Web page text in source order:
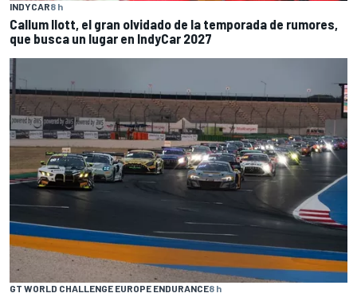
INDYCAR8 h
Callum Ilott, el gran olvidado de la temporada de rumores,
que busca un lugar en IndyCar 2027
GT WORLD CHALLENGE EUROPE ENDURANCE8 h